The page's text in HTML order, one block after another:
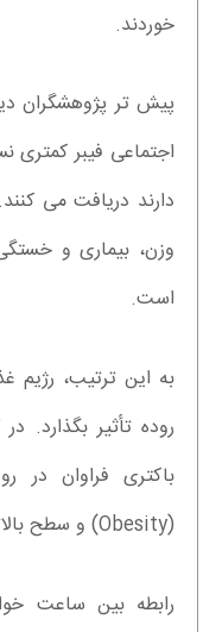
خوردند.
پیش تر پژوهشگران
اجتماعی فیبر
دارند دریافت می
است.
به این ترتیب، رژیم
روده تأثیر
باکتری فراوان در
(Obesity) و سطح بالاتر ریسک التهاب و سکته پیوند داشتند.
رابطه بین ساعت